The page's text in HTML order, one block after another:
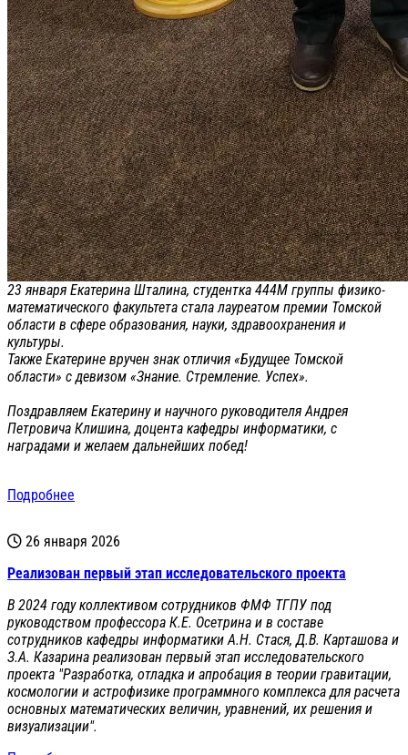
23 января Екатерина Шталина, студентка 444М группы физико-
математического факультета стала лауреатом премии Томской
области в сфере образования, науки, здравоохранения и
культуры.
Также Екатерине вручен знак отличия «Будущее Томской
области» с девизом «Знание. Стремление. Успех».
Поздравляем Екатерину и научного руководителя Андрея
Петровича Клишина, доцента кафедры информатики, с
наградами и желаем дальнейших побед!
Подробнее
26 января 2026
Реализован первый этап исследовательского проекта
В 2024 году коллективом сотрудников ФМФ ТГПУ под
руководством профессора К.Е. Осетрина и в составе
сотрудников кафедры информатики А.Н. Стася, Д.В. Карташова и
З.А. Казарина реализован первый этап исследовательского
проекта "Разработка, отладка и апробация в теории гравитации,
космологии и астрофизике программного комплекса для расчета
основных математических величин, уравнений, их решения и
визуализации".